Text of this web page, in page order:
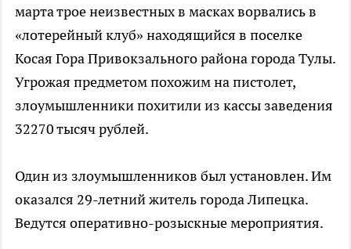
марта трое неизвестных в масках ворвались в
«лотерейный клуб» находящийся в поселке
Косая Гора Привокзального района города Тулы.
Угрожая предметом похожим на пистолет,
злоумышленники похитили из кассы заведения
32270 тысяч рублей.
Один из злоумышленников был установлен. Им
оказался 29-летний житель города Липецка.
Ведутся оперативно-розыскные мероприятия.